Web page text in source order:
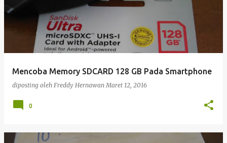
Mencoba Memory SDCARD 128 GB Pada Smartphone
diposting oleh Freddy Hernawan Maret 12, 2016
0